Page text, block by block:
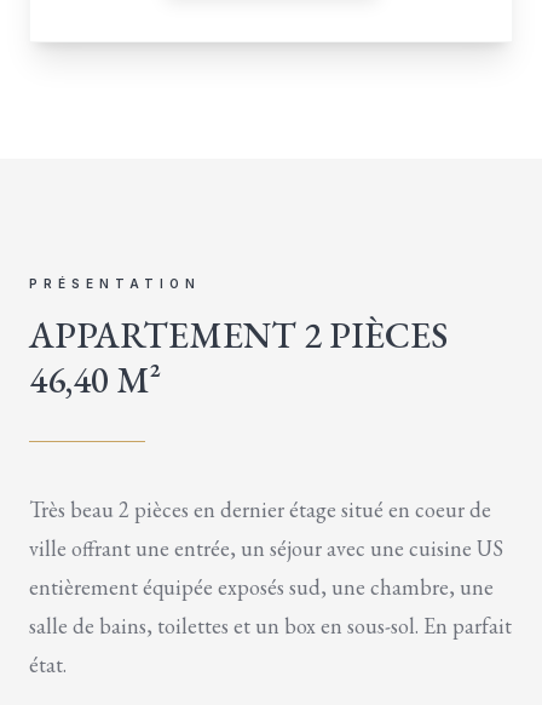
PRÉSENTATION
APPARTEMENT 2 PIÈCES
46,40 M²
Très beau 2 pièces en dernier étage situé en coeur de
ville offrant une entrée, un séjour avec une cuisine US
entièrement équipée exposés sud, une chambre, une
salle de bains, toilettes et un box en sous-sol. En parfait
état.